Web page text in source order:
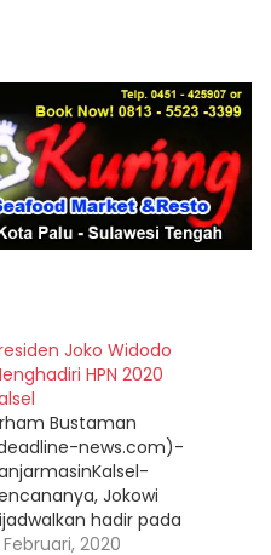
Joko Widodo
HPN 2020
Bustaman
news.com)-
Jokowi
hadir pada
acara tanggal 9
2020